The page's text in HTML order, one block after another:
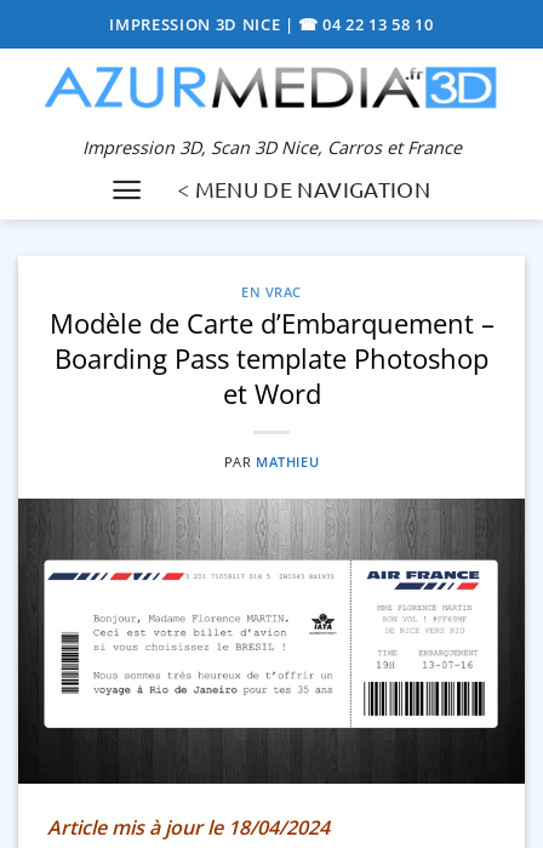
au
contenu
IMPRESSION 3D NICE | ☎ 04 22 13 58 10
Impression 3D, Scan 3D Nice, Carros et France
< MENU DE NAVIGATION
EN VRAC
Modèle de Carte d’Embarquement –
Boarding Pass template Photoshop
et Word
PAR MATHIEU
Article mis à jour le 18/04/2024